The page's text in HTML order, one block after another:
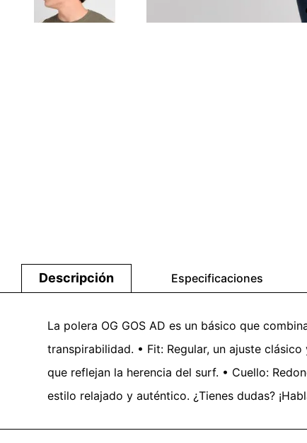
Descripción Especificaciones
La polera OG GOS AD es un básico que
transpirabilidad. • Fit: Regular, un ajuste
que reflejan la herencia del surf. • Cuello:
estilo relajado y auténtico. ¿Tienes dudas?